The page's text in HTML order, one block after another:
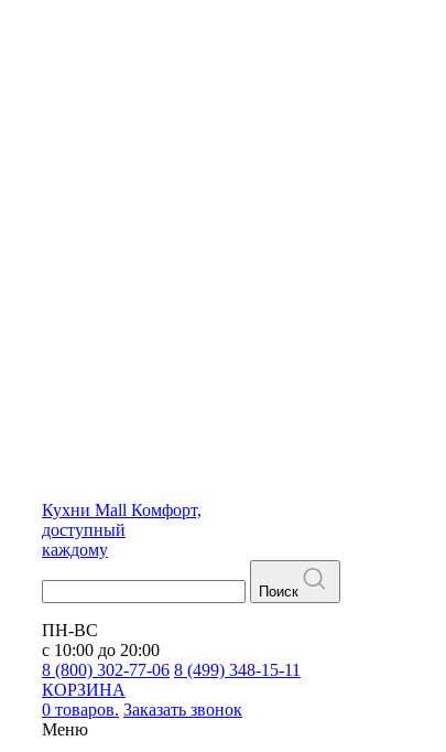
Кухни Mall Комфорт,
доступный
каждому
Поиск
ПН-ВС
с 10:00 до 20:00
8 (800) 302-77-06 8 (499) 348-15-11
КОРЗИНА
0 товаров. Заказать звонок
Меню